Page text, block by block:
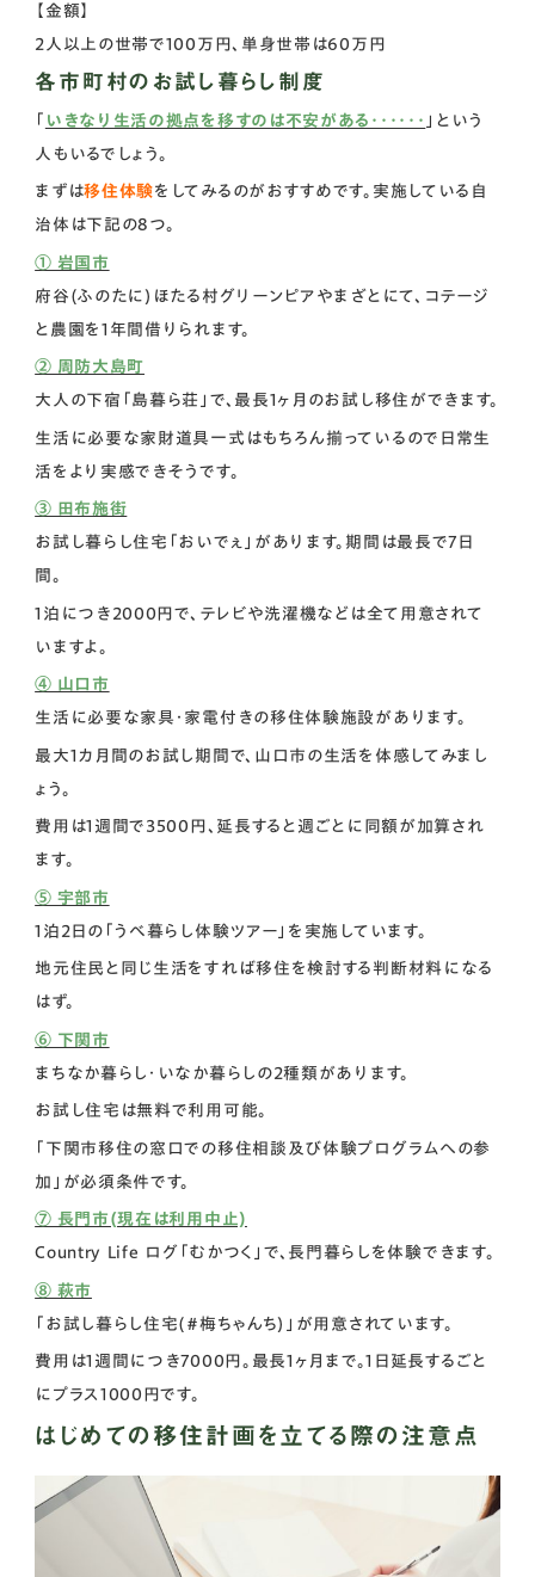
【金額】
2人以上の世帯で100万円、単身世帯は60万円
各市町村のお試し暮らし制度
「 いきなり生活の拠点を移すのは不安がある･･････ 」という
人もいるでしょう。
まずは移住体験をしてみるのがおすすめです。実施している自
治体は下記の8つ。
① 岩国市
府谷(ふのたに)ほたる村グリーンピアやまざとにて、コテージ
と農園を1年間借りられます。
② 周防大島町
大人の下宿「島暮ら荘」で、最長1ヶ月のお試し移住ができます。
生活に必要な家財道具一式はもちろん揃っているので日常生
活をより実感できそうです。
③ 田布施街
お試し暮らし住宅「おいでぇ」があります。期間は最長で7日
間。
1泊につき2000円で、テレビや洗濯機などは全て用意されて
いますよ。
④ 山口市
生活に必要な家具・家電付きの移住体験施設があります。
最大1カ月間のお試し期間で、山口市の生活を体感してみまし
ょう。
費用は1週間で3500円、延長すると週ごとに同額が加算され
ます。
⑤ 宇部市
1泊2日の「うべ暮らし体験ツアー」を実施しています。
地元住民と同じ生活をすれば移住を検討する判断材料になる
はず。
⑥ 下関市
まちなか暮らし・いなか暮らしの2種類があります。
お試し住宅は無料で利用可能。
「下関市移住の窓口での移住相談及び体験プログラムへの参
加」が必須条件です。
⑦ 長門市(現在は利用中止)
Country Life ログ「むかつく」で、長門暮らしを体験できます。
⑧ 萩市
「お試し暮らし住宅(＃梅ちゃんち)」が用意されています。
費用は1週間につき7000円。最長1ヶ月まで。1日延長するごと
にプラス1000円です。
はじめての移住計画を立てる際の注意点